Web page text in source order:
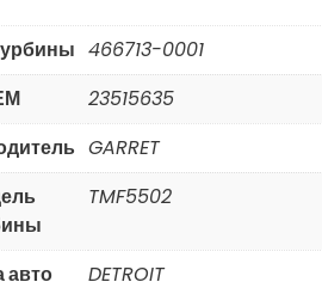
466713-0001
23515635
GARRET
TMF5502
авто
DETROIT